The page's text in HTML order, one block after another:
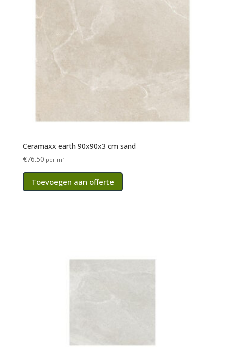
Ceramaxx earth 90x90x3 cm sand
€76.50 per m²
Toevoegen aan offerte